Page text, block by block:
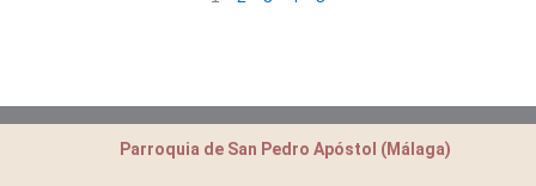
Parroquia de San Pedro Apóstol (Málaga)